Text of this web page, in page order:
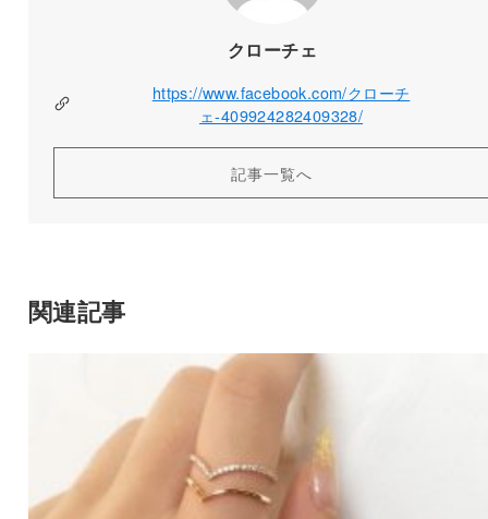
クローチェ
https://www.facebook.com/クローチ
ェ-409924282409328/
記事一覧へ
関連記事